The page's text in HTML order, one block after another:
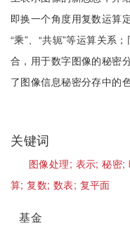
即换一个角度用复数运算
“乘”、“共轭”等运算关系
合，用于数字图像的秘密
了图像信息秘密分存中的
关键词
图像处理; 表示;秘密;
算;复数; 数表; 复平面
基金